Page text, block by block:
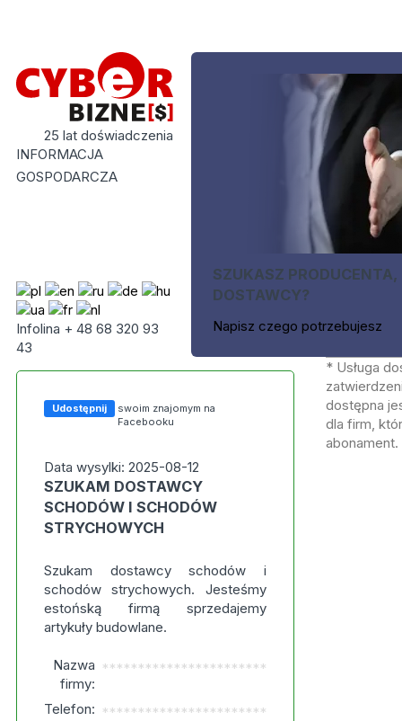
25 lat doświadczenia
INFORMACJA
GOSPODARCZA
Infolina + 48 68 320 93
43
SZUKASZ PRODUCENTA,
DOSTAWCY?
Napisz czego potrzebujesz
Udostępnij
swoim znajomym na
Facebooku
Data wysylki: 2025-08-12
SZUKAM DOSTAWCY
SCHODÓW I SCHODÓW
STRYCHOWYCH
Szukam dostawcy schodów i
schodów strychowych. Jesteśmy
estońską firmą sprzedajemy
artykuły budowlane.
Nazwa
firmy:
***********************
Telefon: ***********************
* Usługa
dostępna
dla firm,
abonament.